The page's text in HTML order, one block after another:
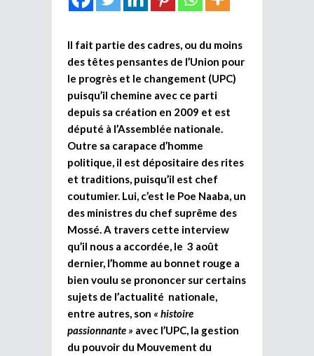
Il fait partie des cadres, ou du moins
des têtes pensantes de l’Union pour
le progrès et le changement (UPC)
puisqu’il chemine avec ce parti
depuis sa création en 2009 et est
député à l’Assemblée nationale.
Outre sa carapace d’homme
politique, il est dépositaire des rites
et traditions, puisqu’il est chef
coutumier. Lui, c’est le Poe Naaba, un
des ministres du chef suprême des
Mossé. A travers cette interview
qu’il nous a accordée, le 3 août
dernier, l’homme au bonnet rouge a
bien voulu se prononcer sur certains
sujets de l’actualité nationale,
entre autres, son « histoire
passionnante » avec l’UPC, la gestion
du pouvoir du Mouvement du